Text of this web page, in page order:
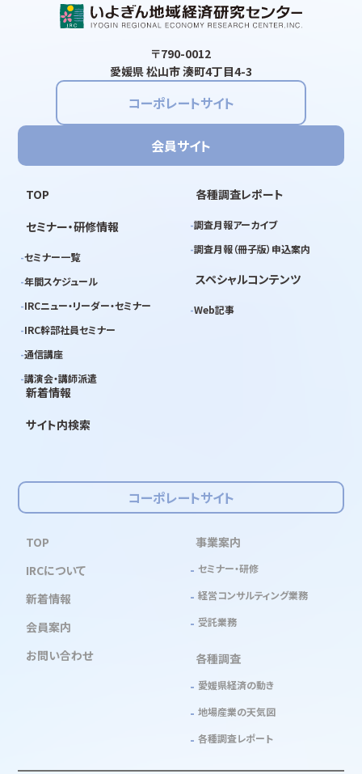
〒790-0012
愛媛県 松山市 湊町4丁目4-3
コーポレートサイト
会員サイト
TOP
セミナー・研修情報
セミナー一覧
年間スケジュール
IRCニュー・リーダー・セミナー
IRC幹部社員セミナー
通信講座
講演会・講師派遣
各種調査レポート
調査月報アーカイブ
調査月報（冊子版）申込案内
スペシャルコンテンツ
Web記事
新着情報
サイト内検索
コーポレートサイト
TOP
IRCについて
新着情報
会員案内
お問い合わせ
事業案内
セミナー・研修
経営コンサルティング業務
受託業務
各種調査
愛媛県経済の動き
地場産業の天気図
各種調査レポート